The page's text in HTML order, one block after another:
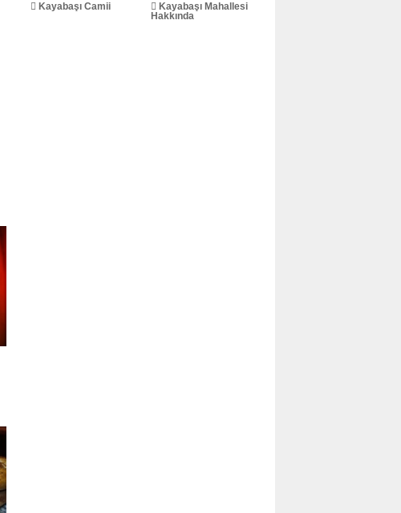
Kayabaşı Camii
Kayabaşı Mahallesi
Hakkında